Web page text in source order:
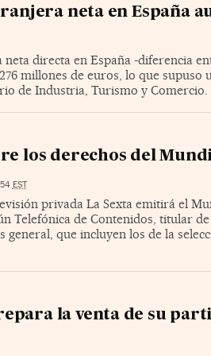
neta en España
directa en España -diferencia
millones de euros, lo que supuso
de Industria, Turismo y Comercio.
los derechos del
EST
privada La Sexta emitirá el
Telefónica de Contenidos, titular
general, que incluyen los de la
la venta de su